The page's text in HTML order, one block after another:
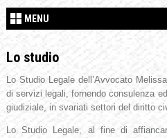
MENU
Lo studio
Lo Studio Legale dell’Avvocato
di servizi legali, fornendo consulenza
giudiziale, in svariati settori del diritto
Lo Studio Legale, al fine di